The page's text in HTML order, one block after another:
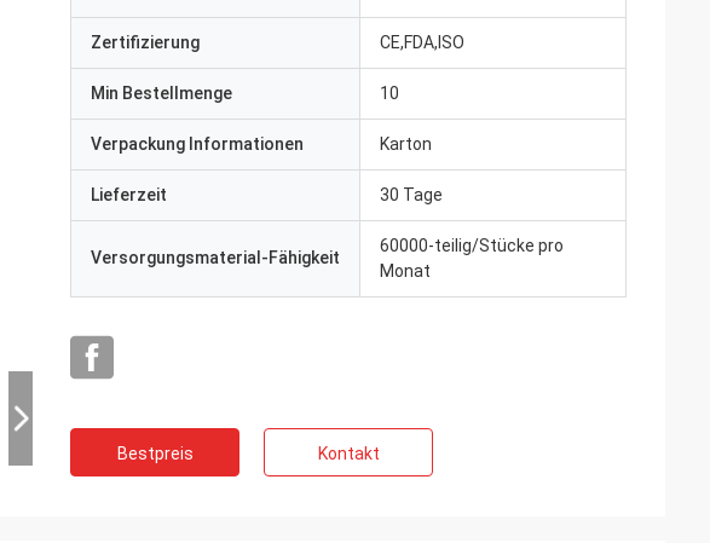
Zertifizierung CE,FDA,ISO
Min Bestellmenge 10
Verpackung Informationen Karton
Lieferzeit 30 Tage
Versorgungsmaterial-Fähigkeit
60000-teilig/Stücke pro
Monat
Bestpreis Kontakt